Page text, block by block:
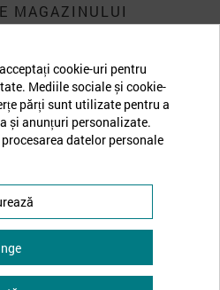
MAGAZINULUI
cookie-uri pentru
Mediile sociale și cookie-
părți sunt utilizate pentru a
și anunțuri personalizate.
datelor personale